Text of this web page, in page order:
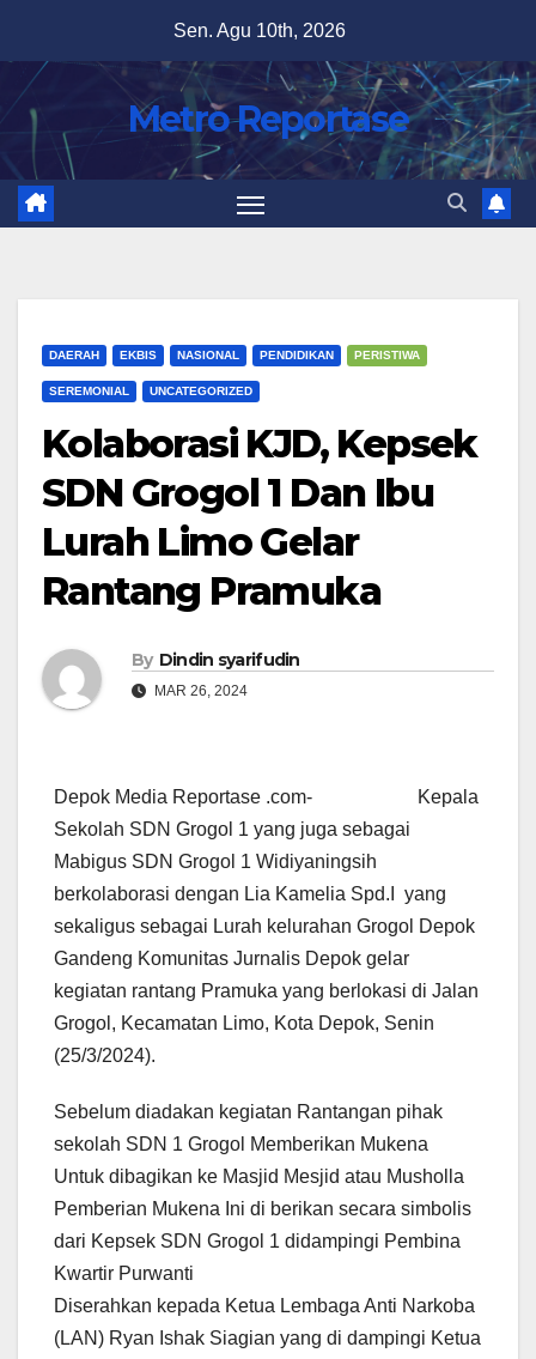
content
Sen. Agu 10th, 2026
Metro Reportase
DAERAH EKBIS NASIONAL PENDIDIKAN PERISTIWA
SEREMONIAL UNCATEGORIZED
Kolaborasi KJD, Kepsek
SDN Grogol 1 Dan Ibu
Lurah Limo Gelar
Rantang Pramuka
By Dindin syarifudin
MAR 26, 2024
Depok Media Reportase .com- Kepala
Sekolah SDN Grogol 1 yang juga sebagai
Mabigus SDN Grogol 1 Widiyaningsih
berkolaborasi dengan Lia Kamelia Spd.I yang
sekaligus sebagai Lurah kelurahan Grogol Depok
Gandeng Komunitas Jurnalis Depok gelar
kegiatan rantang Pramuka yang berlokasi di Jalan
Grogol, Kecamatan Limo, Kota Depok, Senin
(25/3/2024).
Sebelum diadakan kegiatan Rantangan pihak
sekolah SDN 1 Grogol Memberikan Mukena
Untuk dibagikan ke Masjid Mesjid atau Musholla
Pemberian Mukena Ini di berikan secara simbolis
dari Kepsek SDN Grogol 1 didampingi Pembina
Kwartir Purwanti
Diserahkan kepada Ketua Lembaga Anti Narkoba
(LAN) Ryan Ishak Siagian yang di dampingi Ketua